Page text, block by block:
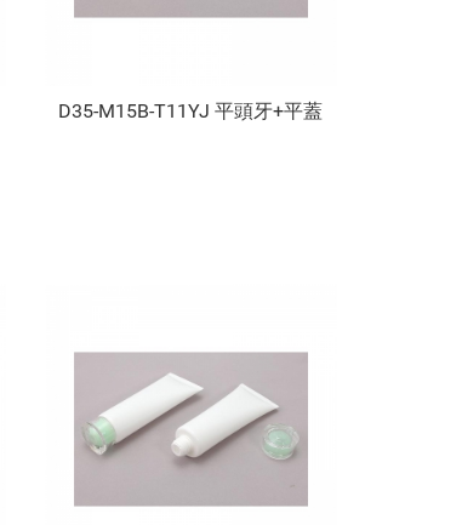
D35-M15B-T11YJ 平頭牙+平蓋